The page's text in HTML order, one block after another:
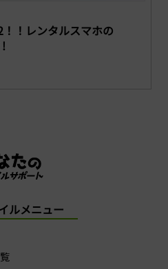
！レンタルスマホの
ルメニュー